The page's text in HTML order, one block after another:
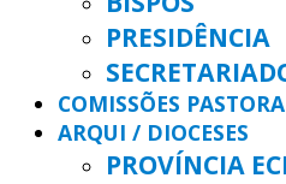
PRESIDÊNCIA
COMISSÕES
ARQUI / DIOCESES
PROVÍNCIA